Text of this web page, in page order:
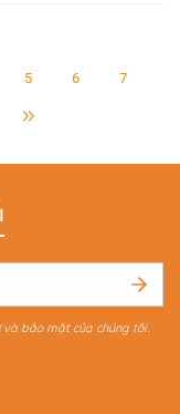
5 6 7
bảo mật của chúng tôi.